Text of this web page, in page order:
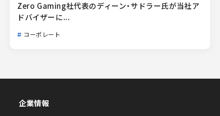
Zero Gaming社代表のディーン・サドラー氏が当社ア
ドバイザーに...
コーポレート
企業情報